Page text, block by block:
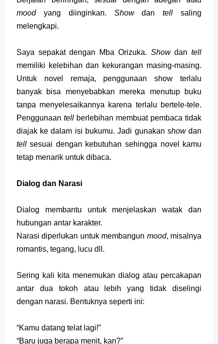
moodyang diinginkan. Showdantell saling
melengkapi.
Saya sepakat dengan Mba Orizuka. Showdantell
memiliki kelebihan dan kekurangan masing-masing.
Untuk novel remaja, penggunaan show terlalu
banyak bisa menyebabkan mereka menutup buku
tanpa menyelesaikannya karena terlalu bertele-tele.
Penggunaan tellberlebihan membuat pembaca tidak
diajak ke dalam isi bukumu. Jadi gunakan showdan
tellsesuai dengan kebutuhan sehingga novel kamu
tetap menarik untuk dibaca.
Dialog dan Narasi
Dialog membantu untuk menjelaskan watak dan
hubungan antar karakter.
Narasi diperlukan untuk membangun mood, misalnya
romantis, tegang, lucu dll.
Sering kali kita menemukan dialog atau percakapan
antar dua tokoh atau lebih yang tidak diselingi
dengan narasi. Bentuknya seperti ini:
“Kamu datang telat lagi!”
“Baru juga berapa menit, kan?”